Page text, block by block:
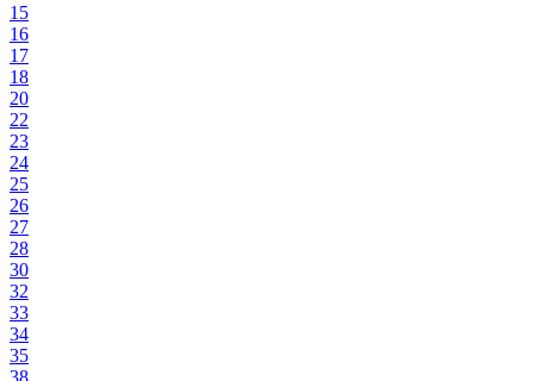
15
16
17
18
20
22
23
24
25
26
27
28
30
32
33
34
35
38